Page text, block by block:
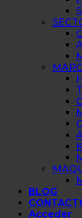
BLOG
Acceder